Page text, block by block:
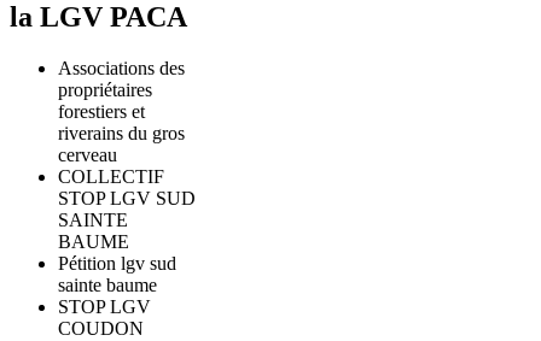
la LGV PACA
Associations des
propriétaires
forestiers et
riverains du gros
cerveau
COLLECTIF
STOP LGV SUD
SAINTE
BAUME
Pétition lgv sud
sainte baume
STOP LGV
COUDON